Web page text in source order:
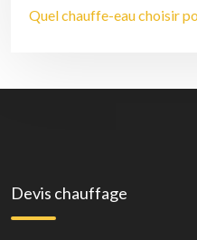
Quel chauffe-eau choisir
Devis chauffage